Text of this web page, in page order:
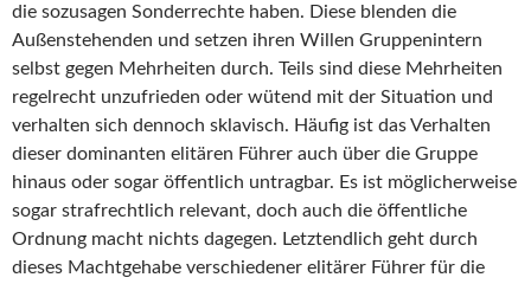
die sozusagen Sonderrechte haben. Diese blenden die
Außenstehenden und setzen ihren Willen Gruppenintern
selbst gegen Mehrheiten durch. Teils sind diese Mehrheiten
regelrecht unzufrieden oder wütend mit der Situation und
verhalten sich dennoch sklavisch. Häufig ist das Verhalten
dieser dominanten elitären Führer auch über die Gruppe
hinaus oder sogar öffentlich untragbar. Es ist möglicherweise
sogar strafrechtlich relevant, doch auch die öffentliche
Ordnung macht nichts dagegen. Letztendlich geht durch
dieses Machtgehabe verschiedener elitärer Führer für die